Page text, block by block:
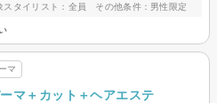
タイリスト：全員 その他条件：男性限定
マ
マ＋カット＋ヘアエステ